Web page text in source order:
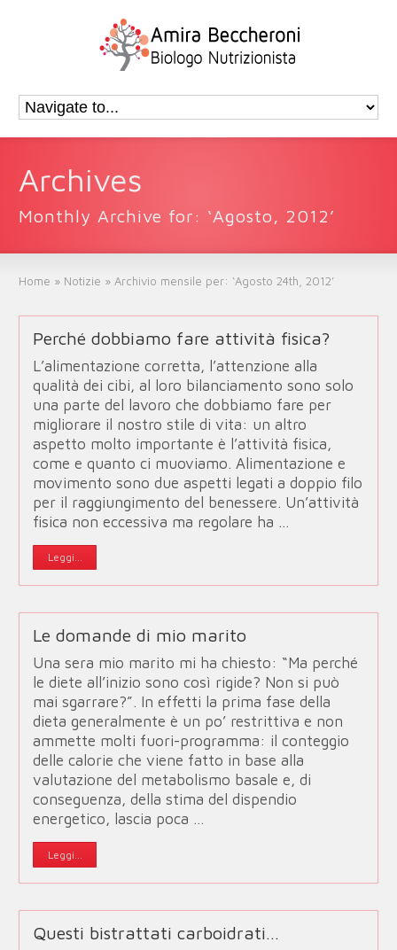
Archives
Monthly Archive for: ‘Agosto, 2012’
Home » Notizie » Archivio mensile per: ‘Agosto 24th, 2012’
Perché dobbiamo fare attività fisica?
L’alimentazione corretta, l’attenzione alla
qualità dei cibi, al loro bilanciamento sono solo
una parte del lavoro che dobbiamo fare per
migliorare il nostro stile di vita: un altro
aspetto molto importante è l’attività fisica,
come e quanto ci muoviamo. Alimentazione e
movimento sono due aspetti legati a doppio filo
per il raggiungimento del benessere. Un’attività
fisica non eccessiva ma regolare ha …
Leggi...
Le domande di mio marito
Una sera mio marito mi ha chiesto: “Ma perché
le diete all’inizio sono così rigide? Non si può
mai sgarrare?”. In effetti la prima fase della
dieta generalmente è un po’ restrittiva e non
ammette molti fuori-programma: il conteggio
delle calorie che viene fatto in base alla
valutazione del metabolismo basale e, di
conseguenza, della stima del dispendio
energetico, lascia poca …
Leggi...
Questi bistrattati carboidrati…